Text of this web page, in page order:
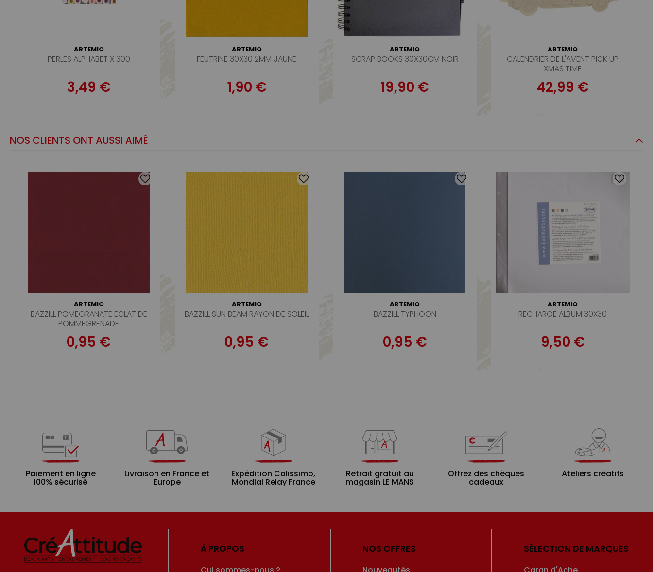
ARTEMIO
PERLES ALPHABET X 300
3,49 €
ARTEMIO
FEUTRINE 30X30 2MM JAUNE
1,90 €
ARTEMIO
SCRAP BOOKS 30X30CM NOIR
19,90 €
ARTEMIO
CALENDRIER DE L'AVENT PICK UP
XMAS TIME
42,99 €
NOS CLIENTS ONT AUSSI AIMÉ
ARTEMIO
BAZZILL POMEGRANATE ECLAT DE
POMMEGRENADE
0,95 €
ARTEMIO
BAZZILL SUN BEAM RAYON DE SOLEIL
0,95 €
ARTEMIO
BAZZILL TYPHOON
0,95 €
ARTEMIO
RECHARGE ALBUM 30X30
9,50 €
Paiement en ligne
100% sécurisé
Livraison en France et
Europe
Expédition Colissimo,
Mondial Relay France
Retrait gratuit au
magasin LE MANS
Offrez des chèques
cadeaux
Ateliers créatifs
À PROPOS
Qui sommes-nous ?
NOS OFFRES
Nouveautés
SÉLECTION DE MARQUES
Caran d'Ache